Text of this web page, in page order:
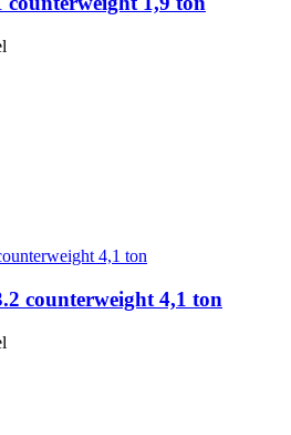
counterweight 4,1 ton